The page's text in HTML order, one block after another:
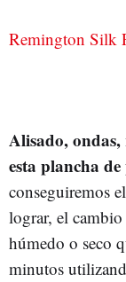
Remington Silk
Alisado, ondas,
esta plancha
conseguiremos
lograr, el
húmedo o seco
minutos